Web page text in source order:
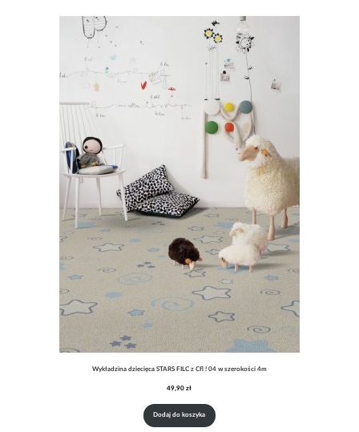
Wykładzina dziecięca STARS FILC z Cfl ! 04 w szerokości 4m
49,90zł
Dodaj do koszyka